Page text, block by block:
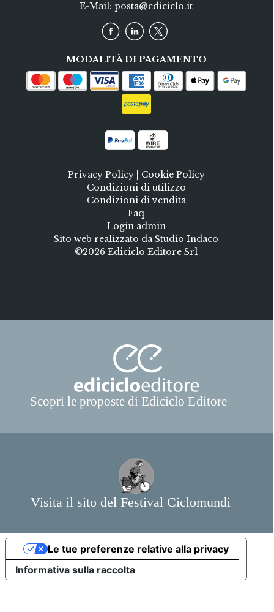
E-Mail:posta@ediciclo.it
MODALITÀ DI PAGAMENTO
Privacy Policy| Cookie Policy
Condizioni di utilizzo
Condizioni di vendita
Faq
Login admin
Sito web realizzato da Studio Indaco
©2026 Ediciclo Editore Srl
Informativa sulla raccolta
Le tue preferenze relative alla privacy